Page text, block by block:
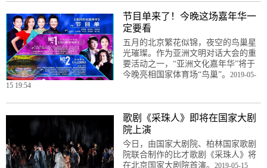
节目单来了！今晚这场嘉年华一
定要看
五月的北京繁花似锦，夜空的鸟巢星
光璀璨。作为亚洲文明对话大会的重
要活动之一，“亚洲文化嘉年华”将于
今晚亮相国家体育场“鸟巢”。 2019-05-
15 19:54
歌剧《采珠人》即将在国家大剧
院上演
今日，由国家大剧院、柏林国家歌剧
院联合制作的比才歌剧《采珠人》将
在北京国家大剧院首演。 2019-05-15